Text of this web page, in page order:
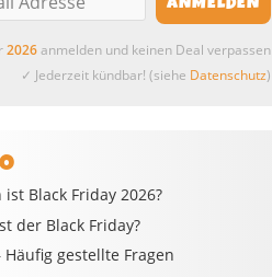
2026anmelden und keinen Deal verpassen
✓ Jederzeit kündbar! (siehe Datenschutz)
ist Black Friday 2026?
der Black Friday?
Häufig gestellte Fragen